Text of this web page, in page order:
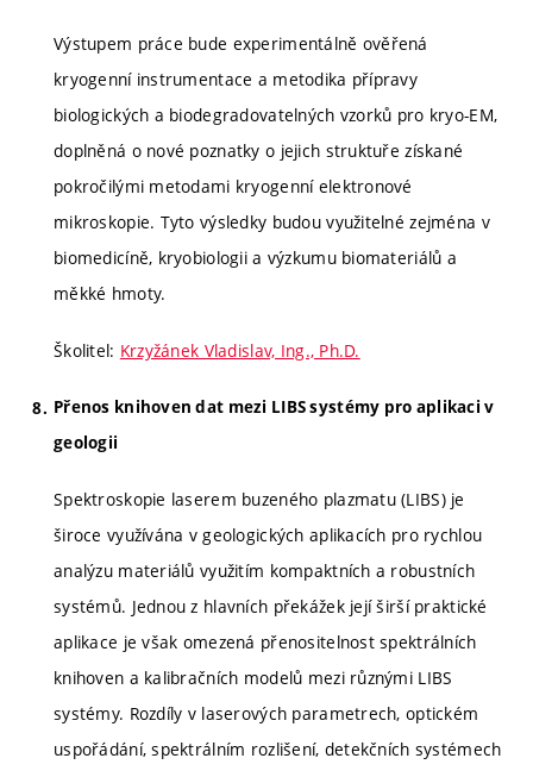
Výstupem práce bude experimentálně ověřená
kryogenní instrumentace a metodika přípravy
biologických a biodegradovatelných vzorků pro kryo-EM,
doplněná o nové poznatky o jejich struktuře získané
pokročilými metodami kryogenní elektronové
mikroskopie. Tyto výsledky budou využitelné zejména v
biomedicíně, kryobiologii a výzkumu biomateriálů a
měkké hmoty.
Školitel: Krzyžánek Vladislav, Ing., Ph.D.
Přenos knihoven dat mezi LIBS systémy pro aplikaci v
geologii
Spektroskopie laserem buzeného plazmatu (LIBS) je
široce využívána v geologických aplikacích pro rychlou
analýzu materiálů využitím kompaktních a robustních
systémů. Jednou z hlavních překážek její širší praktické
aplikace je však omezená přenositelnost spektrálních
knihoven a kalibračních modelů mezi různými LIBS
systémy. Rozdíly v laserových parametrech, optickém
uspořádání, spektrálním rozlišení, detekčních systémech